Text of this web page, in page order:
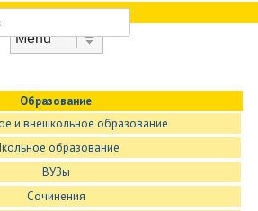
Образование
и внешкольное образование
образование
ВУЗы
Сочинения